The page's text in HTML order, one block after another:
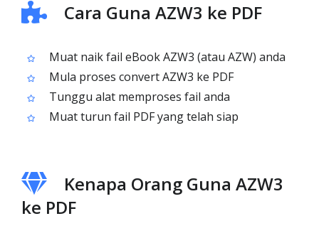
Cara Guna AZW3 ke PDF
Muat naik fail eBook AZW3 (atau AZW) anda
Mula proses convert AZW3 ke PDF
Tunggu alat memproses fail anda
Muat turun fail PDF yang telah siap
Kenapa Orang Guna AZW3
ke PDF